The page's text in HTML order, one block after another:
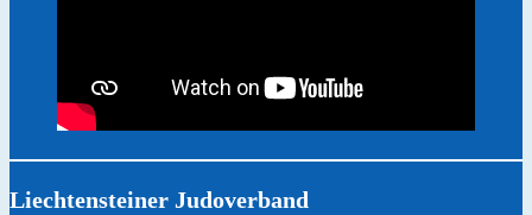
Liechtensteiner Judoverband